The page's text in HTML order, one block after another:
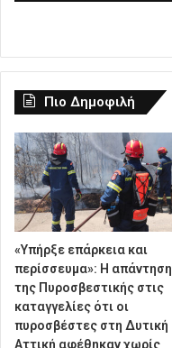
Πιο Δημοφιλή
«Υπήρξε επάρκεια και
περίσσευμα»: Η απάντηση
της Πυροσβεστικής στις
καταγγελίες ότι οι
πυροσβέστες στη Δυτική
Αττική αφέθηκαν χωρίς